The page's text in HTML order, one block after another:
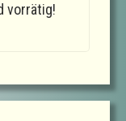
vorrätig!